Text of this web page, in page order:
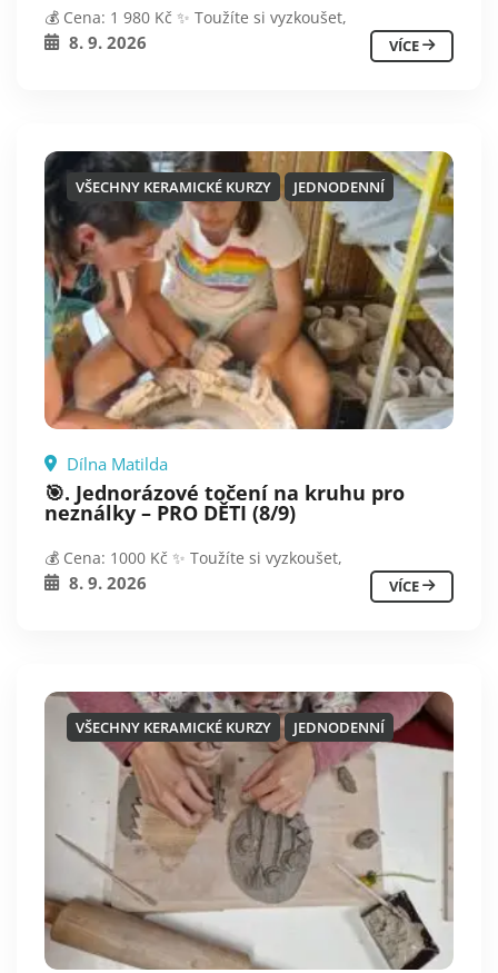
💰 Cena: 1 980 Kč ✨ Toužíte si vyzkoušet,
8. 9. 2026 VÍCE
VŠECHNY KERAMICKÉ KURZY JEDNODENNÍ
Dílna Matilda
🎯. Jednorázové točení na kruhu pro
neználky – PRO DĚTI (8/9)
💰 Cena: 1000 Kč ✨ Toužíte si vyzkoušet,
8. 9. 2026 VÍCE
VŠECHNY KERAMICKÉ KURZY JEDNODENNÍ